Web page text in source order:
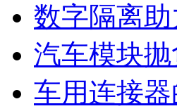
数字隔离
汽车模块
车用连接